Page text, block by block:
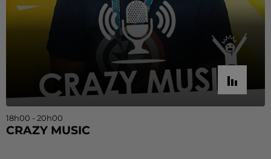
18h00 - 20h00
CRAZY MUSIC